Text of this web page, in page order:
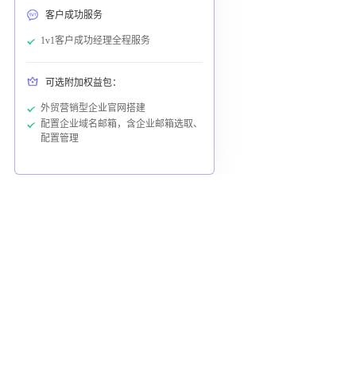
客户成功服务
1v1客户成功经理全程服务
可选附加权益包：
外贸营销型企业官网搭建
配置企业域名邮箱，含企业邮箱选取、
配置管理